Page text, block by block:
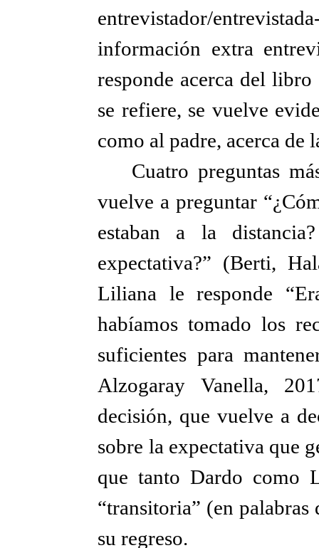
entrevistador/
información extra
responde acerca del
se refiere, se vuelve
como al padre, acerca de
Cuatro preguntas
vuelve a preguntar
estaban a la
expectativa?” (Berti,
Liliana le responde
habíamos tomado los
suficientes para
Alzogaray Vanella,
decisión, que vuelve a
sobre la expectativa que
que tanto Dardo como
“transitoria” (en palabras
su regreso.